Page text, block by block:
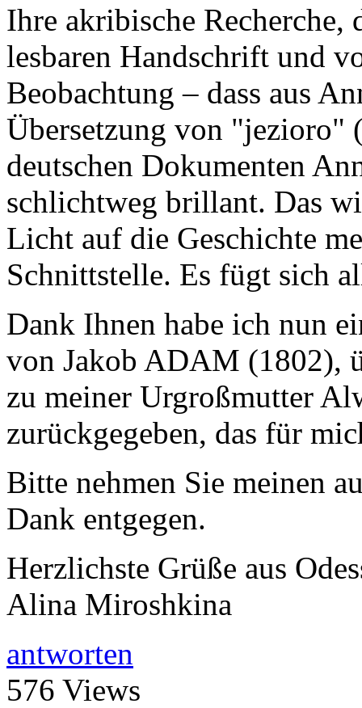
Ihre akribische Recherche,
lesbaren Handschrift und
Beobachtung – dass aus
Übersetzung von "jezioro"
deutschen Dokumenten
schlichtweg brillant. Das
Licht auf die Geschichte
Schnittstelle. Es fügt sich
Dank Ihnen habe ich nun
von Jakob ADAM (1802),
zu meiner Urgroßmutter
zurückgegeben, das für
Bitte nehmen Sie meinen
Dank entgegen.
Herzlichste Grüße aus
Alina Miroshkina
antworten
576 Views